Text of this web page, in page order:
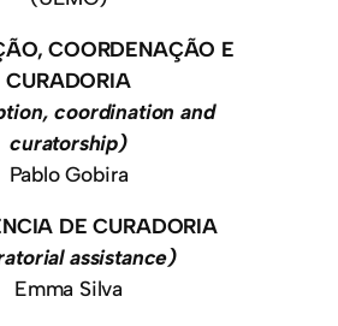
COORDENAÇÃO E
CURADORIA
coordination and
curatorship)
Pablo Gobira
DE CURADORIA
assistance)
Emma Silva